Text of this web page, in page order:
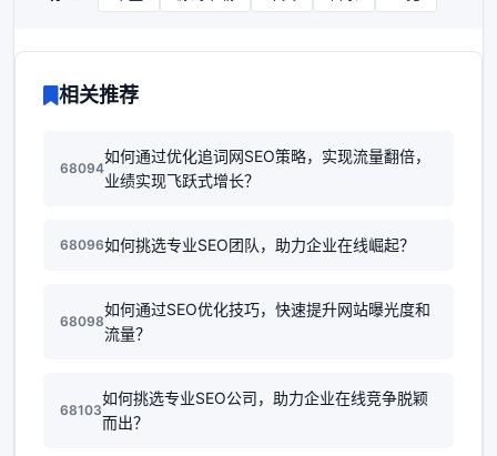
相关推荐
68094
如何通过优化追词网SEO策略，实现流量翻倍，
业绩实现飞跃式增长？
68096如何挑选专业SEO团队，助力企业在线崛起？
68098
如何通过SEO优化技巧，快速提升网站曝光度和
流量？
68103
如何挑选专业SEO公司，助力企业在线竞争脱颖
而出？